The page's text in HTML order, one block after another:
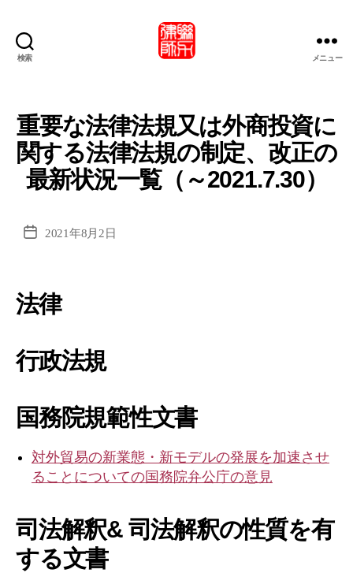
検索
联
力
律
師
事
メニュー
重要な法律法規又は外商投資に
関する法律法規の制定、改正の
最新状況一覧（～2021.7.30）
投
2021年8月2日
法律
行政法規
国務院規範性文書
対外貿易の新業態・新モデルの発展を加速させ
ることについての国務院弁公庁の意見
司法解釈& 司法解釈の性質を有
する文書